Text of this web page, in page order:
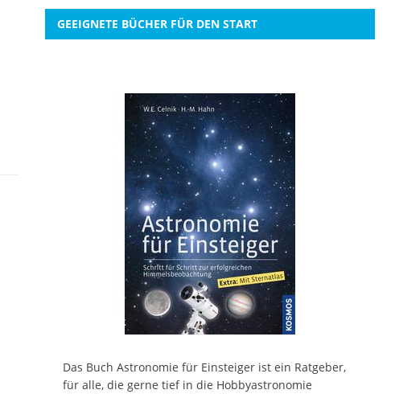
GEEIGNETE BÜCHER FÜR DEN START
Das Buch Astronomie für Einsteiger ist ein Ratgeber,
für alle, die gerne tief in die Hobbyastronomie